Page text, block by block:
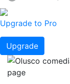
Upgrade to Pro
Upgrade